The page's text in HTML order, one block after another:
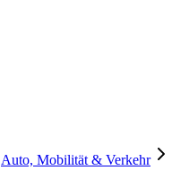
Auto, Mobilität & Verkehr